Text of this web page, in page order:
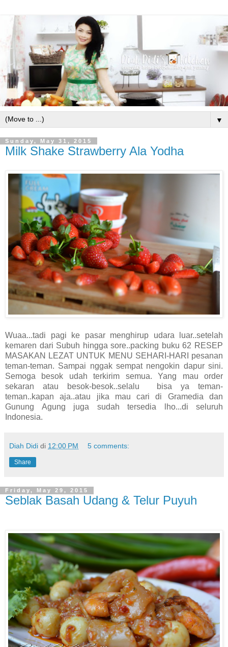
▼
Sunday, May 31, 2015
Milk Shake Strawberry Ala Yodha
Wuaa...tadi pagi ke pasar menghirup udara luar..setelah
kemaren dari Subuh hingga sore..packing buku 62 RESEP
MASAKAN LEZAT UNTUK MENU SEHARI-HARI pesanan
teman-teman. Sampai nggak sempat nengokin dapur sini.
Semoga besok udah terkirim semua. Yang mau order
sekaran atau besok-besok..selalu bisa ya teman-
teman..kapan aja..atau jika mau cari di Gramedia dan
Gunung Agung juga sudah tersedia lho...di seluruh
Indonesia.
Diah Didi di 12:00 PM 5 comments:
Share
Friday, May 29, 2015
Seblak Basah Udang & Telur Puyuh